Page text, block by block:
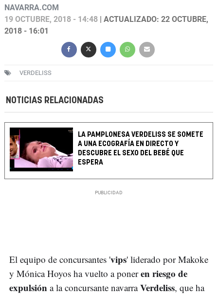
NAVARRA.COM
19 OCTUBRE, 2018 - 14:48 | ACTUALIZADO: 22 OCTUBRE,
2018 - 16:01
VERDELISS
NOTICIAS RELACIONADAS
LA PAMPLONESA VERDELISS SE SOMETE
A UNA ECOGRAFÍA EN DIRECTO Y
DESCUBRE EL SEXO DEL BEBÉ QUE
ESPERA
El equipo de concursantes 'vips' liderado por Makoke
y Mónica Hoyos ha vuelto a poneren riesgo de
expulsión a la concursante navarraVerdeliss, que ha